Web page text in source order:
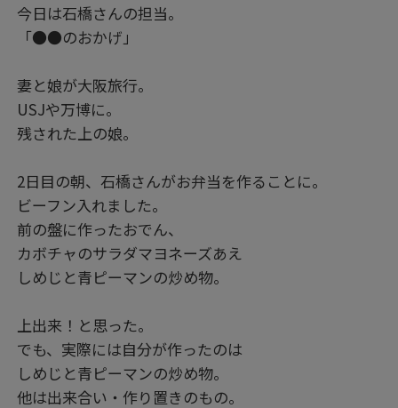
今日は石橋さんの担当。
「●●のおかげ」
妻と娘が大阪旅行。
USJや万博に。
残された上の娘。
2日目の朝、石橋さんがお弁当を作ることに。
ビーフン入れました。
前の盤に作ったおでん、
カボチャのサラダマヨネーズあえ
しめじと青ピーマンの炒め物。
上出来！と思った。
でも、実際には自分が作ったのは
しめじと青ピーマンの炒め物。
他は出来合い・作り置きのもの。